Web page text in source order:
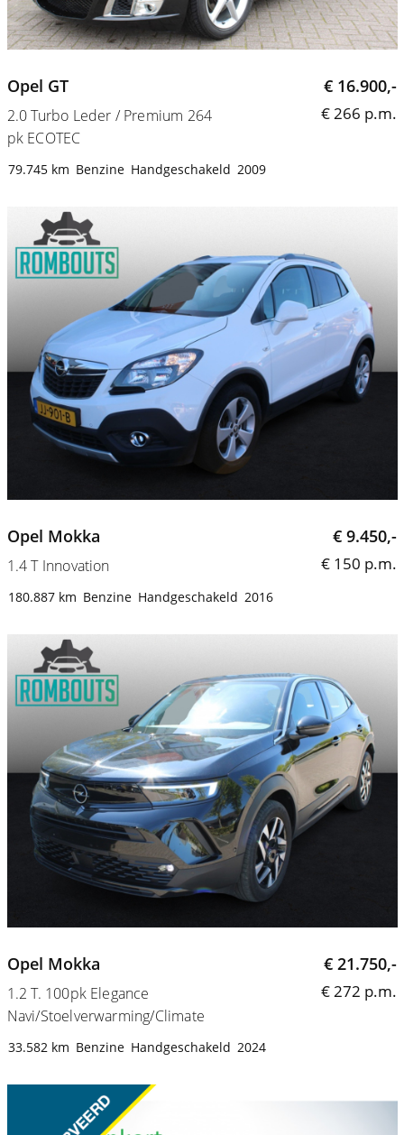
Opel GT
2.0 Turbo Leder / Premium 264
pk ECOTEC
€ 16.900,-
€ 266 p.m.
79.745 km Benzine Handgeschakeld 2009
Opel Mokka
1.4 T Innovation
€ 9.450,-
€ 150 p.m.
180.887 km Benzine Handgeschakeld 2016
Opel Mokka
1.2 T. 100pk Elegance
Navi/Stoelverwarming/Climate
€ 21.750,-
€ 272 p.m.
33.582 km Benzine Handgeschakeld 2024